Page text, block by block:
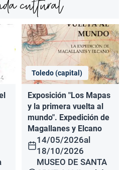
cultural
Toledo (capital)
Exposición "Los Mapas
y la primera vuelta al
mundo". Expedición de
Magallanes y Elcano
14/05/2026al
18/10/2026
MUSEO DE SANTA